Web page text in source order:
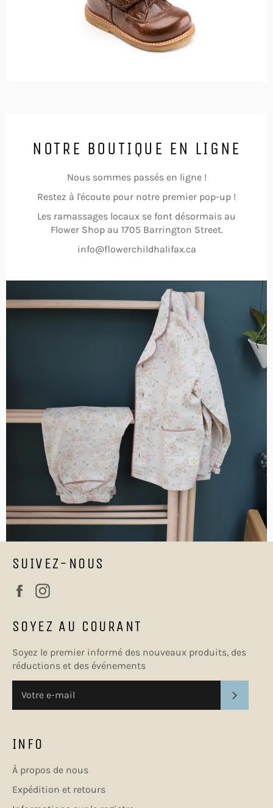
NOTRE BOUTIQUE EN LIGNE
Nous sommes passés en ligne !
Restez à l'écoute pour notre premier pop-up !
Les ramassages locaux se font désormais au
Flower Shop au 1705 Barrington Street.
info@flowerchildhalifax.ca
SUIVEZ-NOUS
Facebook
SOYEZ AU COURANT
Soyez le premier informé des nouveaux produits, des
réductions et des événements
INFO
À propos de nous
Expédition et retours